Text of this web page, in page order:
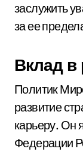
заслужить
за ее
Вклад в
Политик
развитие
карьеру. Он
Федерации